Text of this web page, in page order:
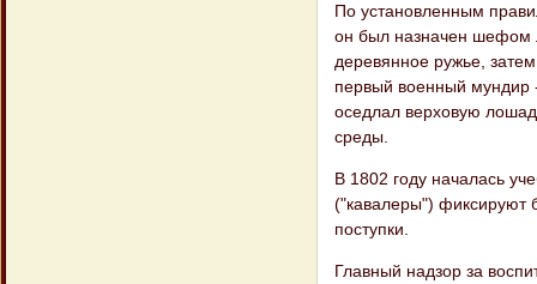
По установленным
он был назначен шефом
деревянное ружье,
первый военный мундир
оседлал верховую
среды.
В 1802 году началась
("кавалеры") фиксируют
поступки.
Главный надзор за